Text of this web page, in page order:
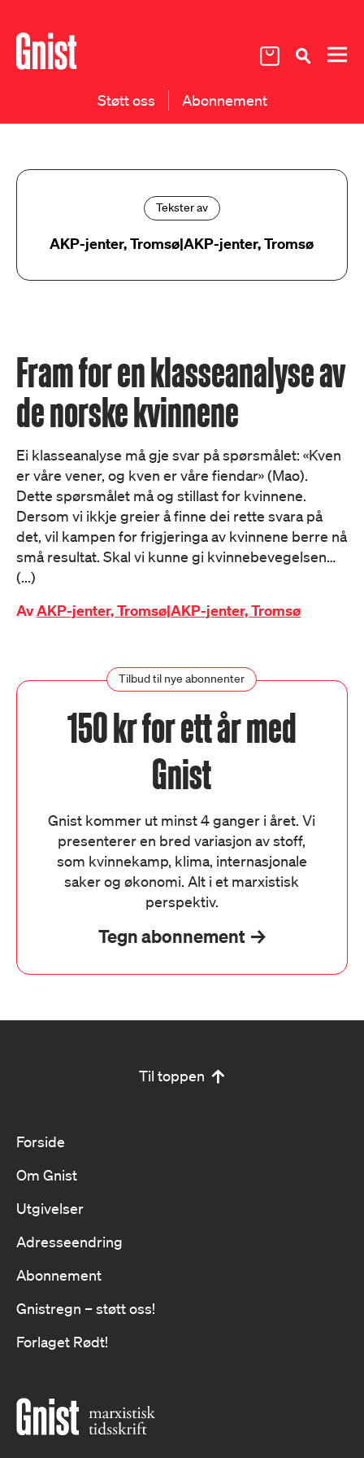
Støtt oss Abonnement
Tekster av
AKP-jenter, Tromsø|AKP-jenter, Tromsø
Fram for en klasseanalyse av
de norske kvinnene
Ei klasseanalyse må gje svar på spørsmålet: «Kven
er våre vener, og kven er våre fiendar» (Mao).
Dette spørsmålet må og stillast for kvinnene.
Dersom vi ikkje greier å finne dei rette svara på
det, vil kampen for frigjeringa av kvinnene berre nå
små resultat. Skal vi kunne gi kvinnebevegelsen…
(...)
AvAKP-jenter, Tromsø|AKP-jenter, Tromsø
Tilbud til nye abonnenter
150 kr for ett år med
Gnist
Gnist kommer ut minst 4 ganger i året. Vi
presenterer en bred variasjon av stoff,
som kvinnekamp, klima, internasjonale
saker og økonomi. Alt i et marxistisk
perspektiv.
Tegn abonnement
Til toppen
Forside
Om Gnist
Utgivelser
Adresseendring
Abonnement
Gnistregn – støtt oss!
Forlaget Rødt!